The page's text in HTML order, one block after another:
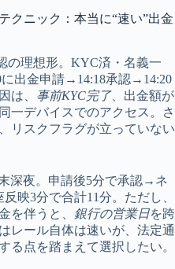
クニック：本当に“速い”出金
の理想形。KYC済・名義一
出金申請→14:18承認→14:20
は、 事前KYC完了、出金額が
一デバイスでのアクセス。さ
リスクフラグが立っていない
深夜。申請後5分で承認→ネ
映3分で合計11分。ただし、
を伴うと、 銀行の営業日を跨
レール自体は速いが、法定通
る点を踏まえて選択したい。